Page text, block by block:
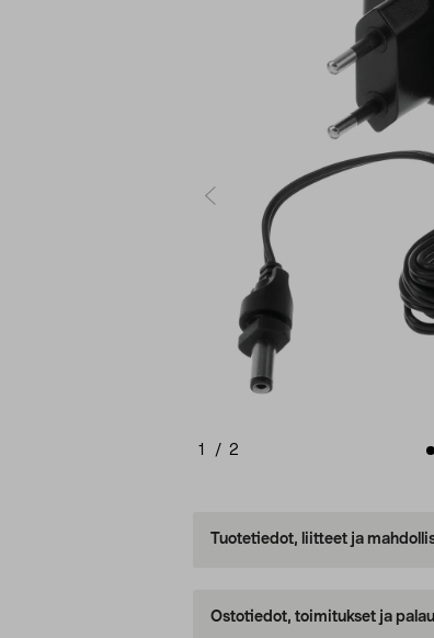
1 / 2
Tuotetiedot, liitteet ja
Ostotiedot, toimitukset ja